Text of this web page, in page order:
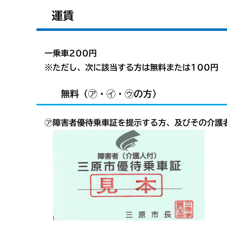
運賃
一乗車200円
※ただし、次に該当する方は無料または100円
無料（㋐・㋑・㋒の方）
㋐障害者優待乗車証を提示する方、及びその介護